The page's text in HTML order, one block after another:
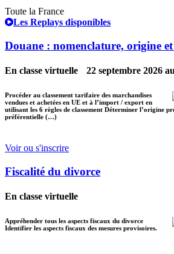
Toute la France
Les Replays disponibles
Douane : nomenclature, origine
En classe virtuelle 22 septembre 2026
Procéder au classement tarifaire des marchandises
vendues et achetées en UE et à l’import / export en
utilisant les 6 règles de classement Déterminer l’origine
préférentielle (…)
Voir ou s'inscrire
Fiscalité du divorce
En classe virtuelle
Appréhender tous les aspects fiscaux du divorce
Identifier les aspects fiscaux des mesures provisoires.